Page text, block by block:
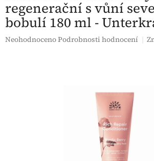
regenerační s vůní
bobulí 180 ml -
Průměrné hodnocení produktu je 0,0 z 5
NeohodnocenoPodrobnosti hodnocení